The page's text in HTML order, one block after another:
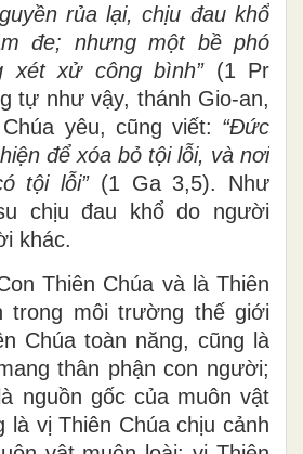
rủa lại, chịu đau khổ
đe; nhưng một bề phó
xét xử công bình”(1 Pr
tự như vậy, thánh Gio-an,
yêu, cũng viết: “Đức
để xóa bỏ tội lỗi, và nơi
tội lỗi”(1 Ga 3,5). Như
chịu đau khổ do người
khác.
Thiên Chúa và là Thiên
trong môi trường thế giới
Chúa toàn năng, cũng là
thân phận con người;
nguồn gốc của muôn vật
là vị Thiên Chúa chịu cảnh